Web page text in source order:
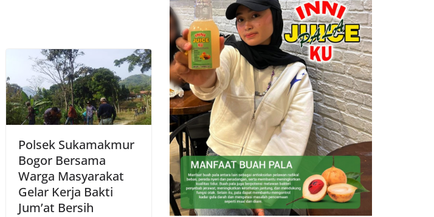
Polsek Sukamakmur
Bogor Bersama
Warga Masyarakat
Gelar Kerja Bakti
Jum’at Bersih